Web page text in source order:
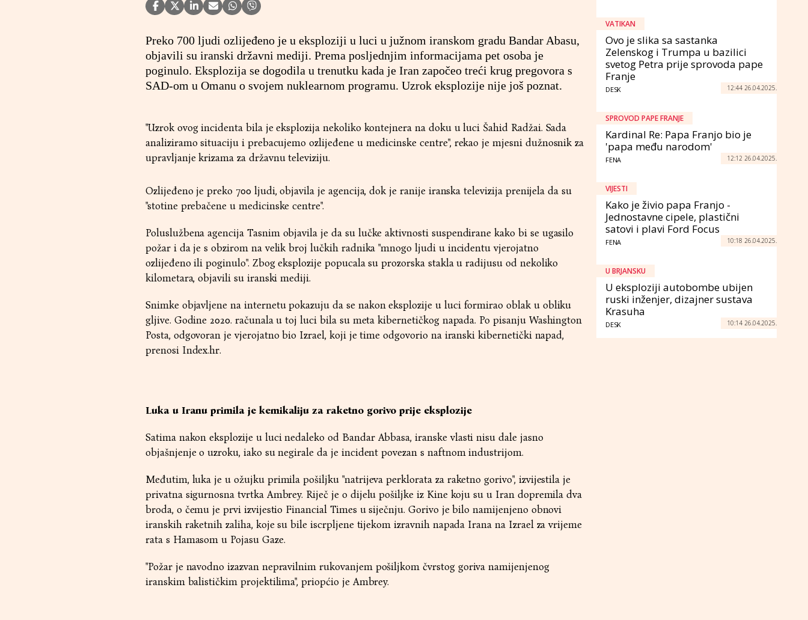
Preko 700 ljudi ozlijeđeno je u eksploziji u luci u južnom iranskom gradu Bandar Abasu,
objavili su iranski državni mediji. Prema posljednjim informacijama pet osoba je
poginulo. Eksplozija se dogodila u trenutku kada je Iran započeo treći krug pregovora s
SAD-om u Omanu o svojem nuklearnom programu. Uzrok eksplozije nije još poznat.
"Uzrok ovog incidenta bila je eksplozija nekoliko kontejnera na doku u luci Šahid Radžai. Sada
analiziramo situaciju i prebacujemo ozlijeđene u medicinske centre", rekao je mjesni dužnosnik za
upravljanje krizama za državnu televiziju.
Ozlijeđeno je preko 700 ljudi, objavila je agencija, dok je ranije iranska televizija prenijela da su
"stotine prebačene u medicinske centre".
Poluslužbena agencija Tasnim objavila je da su lučke aktivnosti suspendirane kako bi se ugasilo
požar i da je s obzirom na velik broj lučkih radnika "mnogo ljudi u incidentu vjerojatno
ozlijeđeno ili poginulo". Zbog eksplozije popucala su prozorska stakla u radijusu od nekoliko
kilometara, objavili su iranski mediji.
Snimke objavljene na internetu pokazuju da se nakon eksplozije u luci formirao oblak u obliku
gljive. Godine 2020. računala u toj luci bila su meta kibernetičkog napada. Po pisanju Washington
Posta, odgovoran je vjerojatno bio Izrael, koji je time odgovorio na iranski kibernetički napad,
prenosi Index.hr.
Luka u Iranu primila je kemikaliju za raketno gorivo prije eksplozije
Satima nakon eksplozije u luci nedaleko od Bandar Abbasa, iranske vlasti nisu dale jasno
objašnjenje o uzroku, iako su negirale da je incident povezan s naftnom industrijom.
Međutim, luka je u ožujku primila pošiljku "natrijeva perklorata za raketno gorivo", izvijestila je
privatna sigurnosna tvrtka Ambrey. Riječ je o dijelu pošiljke iz Kine koju su u Iran dopremila dva
broda, o čemu je prvi izvijestio Financial Times u siječnju. Gorivo je bilo namijenjeno obnovi
iranskih raketnih zaliha, koje su bile iscrpljene tijekom izravnih napada Irana na Izrael za vrijeme
rata s Hamasom u Pojasu Gaze.
"Požar je navodno izazvan nepravilnim rukovanjem pošiljkom čvrstog goriva namijenjenog
iranskim balističkim projektilima", priopćio je Ambrey.
VATIKAN
Ovo je slika sa sastanka
Zelenskog i Trumpa u bazilici
svetog Petra prije sprovoda pape
Franje
DESK 12:44 26.04.2025.
SPROVOD PAPE FRANJE
Kardinal Re: Papa Franjo bio je
'papa među narodom'
FENA 12:12 26.04.2025.
VIJESTI
Kako je živio papa Franjo -
Jednostavne cipele, plastični
satovi i plavi Ford Focus
FENA 10:18 26.04.2025.
U BRJANSKU
U eksploziji autobombe ubijen
ruski inženjer, dizajner sustava
Krasuha
DESK 10:14 26.04.2025.